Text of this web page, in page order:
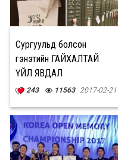
Сургуульд болсон
гэнэтийн ГАЙХАЛТАЙ
ҮЙЛ ЯВДАЛ
243 11563 2017-02-21